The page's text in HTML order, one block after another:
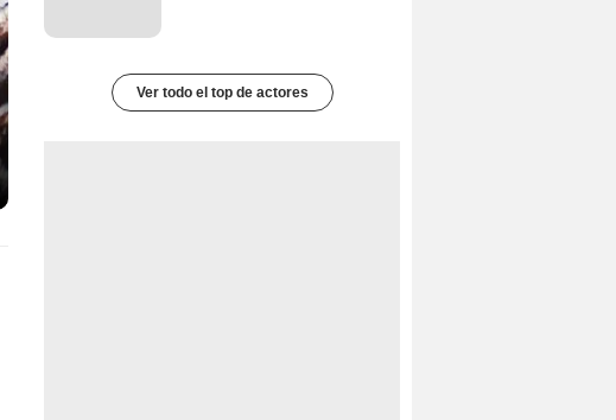
Ver todo el top de actores